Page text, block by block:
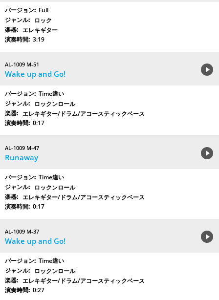
Full
ロック
エレキギター
3:19
AL-1009 M-51
Wake up and Go!
Time違い
ロックンロール
エレキギター/ドラム/アコースティックベース
0:17
AL-1009 M-47
Runaway
Time違い
ロックンロール
エレキギター/ドラム/アコースティックベース
0:17
AL-1009 M-37
Wake up and Go!
Time違い
ロックンロール
エレキギター/ドラム/アコースティックベース
0:27